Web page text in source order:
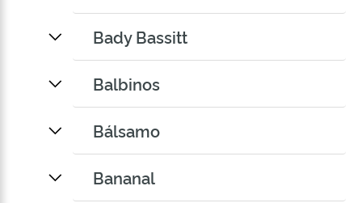
Bady Bassitt
Balbinos
Bálsamo
Bananal